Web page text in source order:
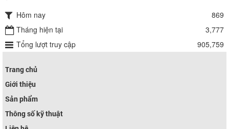
Hôm nay
869
Tháng hiện tại
3,777
Tổng lượt truy cập
905,759
Trang chủ
Giới thiệu
Sản phẩm
Thông số kỹ thuật